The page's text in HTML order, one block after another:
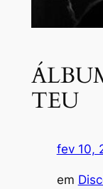
TEU
fev 10,
em